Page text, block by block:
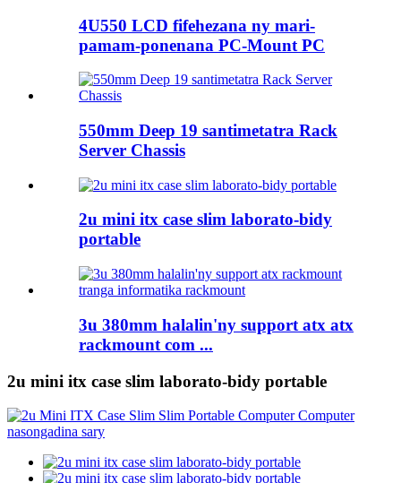
4U550 LCD fifehezana ny mari-
pamam-ponenana PC-Mount PC
550mm Deep 19 santimetatra Rack
Server Chassis
2u mini itx case slim laborato-bidy
portable
3u 380mm halalin'ny support atx atx
rackmount com ...
2u mini itx case slim laborato-bidy portable